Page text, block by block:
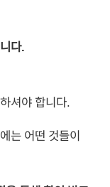
다.
셔야 합니다.
는 어떤 것들이